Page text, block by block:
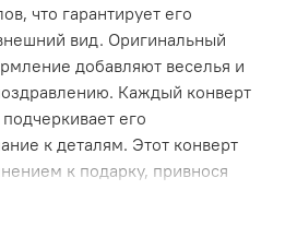
что гарантирует его
вид. Оригинальный
добавляют веселья и
Каждый конверт
его
к деталям. Этот конверт
к подарку, привнося
Подарите радость и